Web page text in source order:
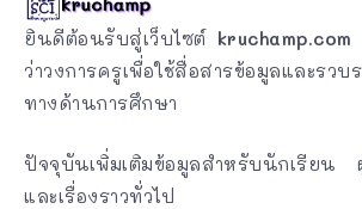
ยินดีต้อนรับสู่เว็บไซต์ kruchamp.com
ว่าวงการครูเพื่อใช้สื่อสารข้อมูลและรวบ
ทางด้านการศึกษา
ปัจจุบันเพิ่มเติมข้อมูลสำหรับนักเรียน
และเรื่องราวทั่วไป